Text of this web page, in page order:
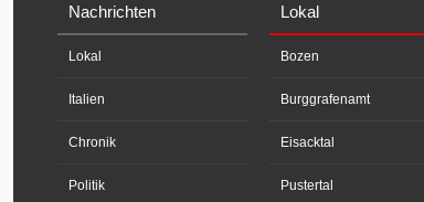
Nachrichten
Lokal
Italien
Chronik
Politik
Lokal
Bozen
Burggrafenamt
Eisacktal
Pustertal